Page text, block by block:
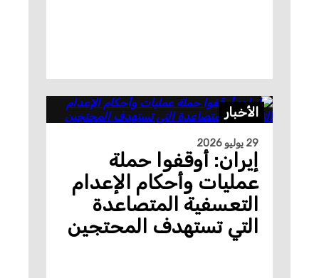
الأخبار
29 يوليو 2026
إيران: أوقفوا حملة
عمليات وأحكام الإعدام
التعسفية المتصاعدة
التي تستهدف المحتجين